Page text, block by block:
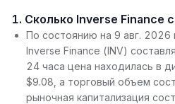
1. Сколько Inverse Finance
По состоянию на 9 авг. 2026
Inverse Finance (INV)
24 часа цена находилась в
$9.08, а торговый объем
рыночная капитализация